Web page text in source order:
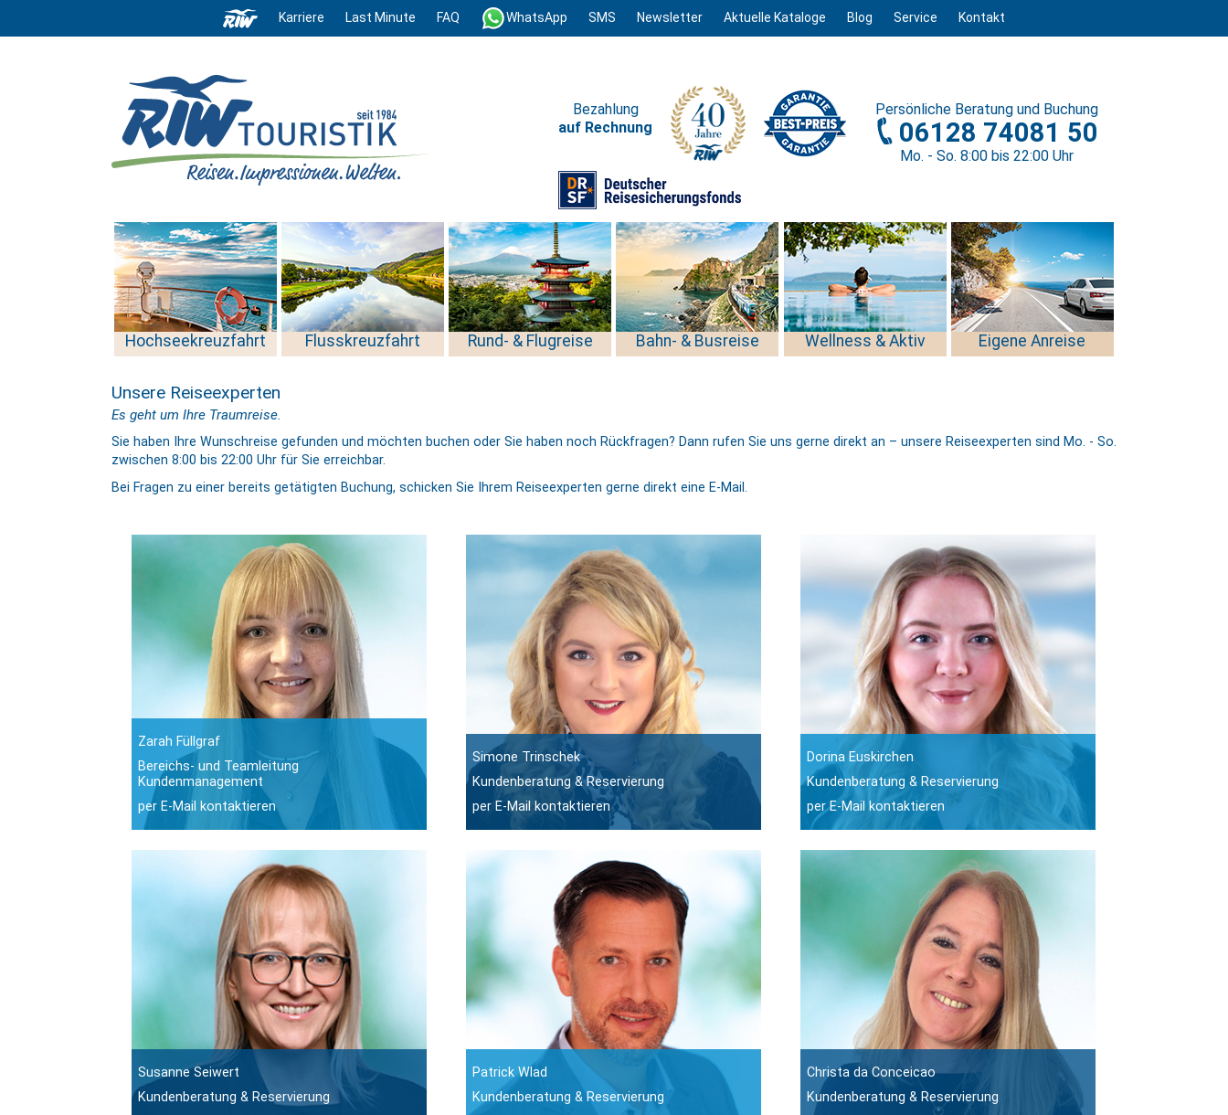
Karriere Last Minute FAQ WhatsApp SMS Newsletter Aktuelle Kataloge Blog Service Kontakt
Persönliche Beratung und Buchung
06128 74081 50
Mo. - So. 8:00 bis 22:00 Uhr
Bezahlung
auf Rechnung
Hochseekreuzfahrt Flusskreuzfahrt Rund- & Flugreise Bahn- & Busreise Wellness & Aktiv Eigene Anreise
Unsere Reiseexperten
Es geht um Ihre Traumreise.
Sie haben Ihre Wunschreise gefunden und möchten buchen oder Sie haben noch Rückfragen? Dann rufen Sie uns gerne direkt an – unsere Reiseexperten sind Mo. - So.
zwischen 8:00 bis 22:00 Uhr für Sie erreichbar.
Bei Fragen zu einer bereits getätigten Buchung, schicken Sie Ihrem Reiseexperten gerne direkt eine E-Mail.
Zarah Füllgraf
Bereichs- und Teamleitung
Kundenmanagement
per E-Mail kontaktieren
Simone Trinschek
Kundenberatung & Reservierung
per E-Mail kontaktieren
Dorina Euskirchen
Kundenberatung & Reservierung
per E-Mail kontaktieren
Susanne Seiwert
Kundenberatung & Reservierung
Patrick Wlad
Kundenberatung & Reservierung
Christa da Conceicao
Kundenberatung & Reservierung